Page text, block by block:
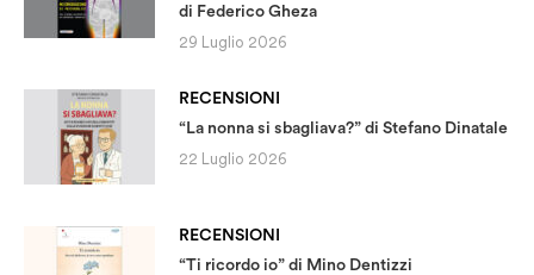
di Federico Gheza
29 Luglio 2026
RECENSIONI
“La nonna si sbagliava?” di Stefano Dinatale
22 Luglio 2026
RECENSIONI
“Ti ricordo io” di Mino Dentizzi